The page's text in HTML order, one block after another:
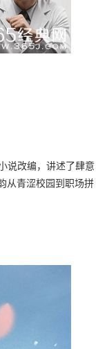
说改编，讲述了肆意
从青涩校园到职场拼